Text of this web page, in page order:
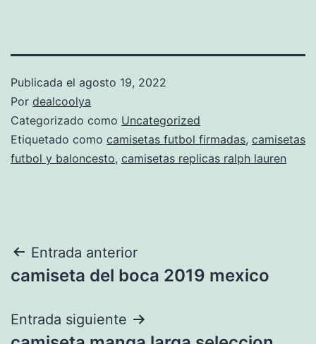
Publicada el agosto 19, 2022
Por dealcoolya
Categorizado como Uncategorized
Etiquetado como camisetas futbol firmadas, camisetas
futbol y baloncesto, camisetas replicas ralph lauren
Navegación
de
entradas
Entrada anterior
camiseta del boca 2019 mexico
Entrada siguiente